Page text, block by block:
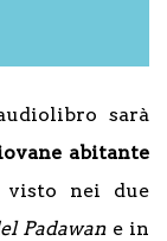
sarà
abitante
visto nei due
Padawane in